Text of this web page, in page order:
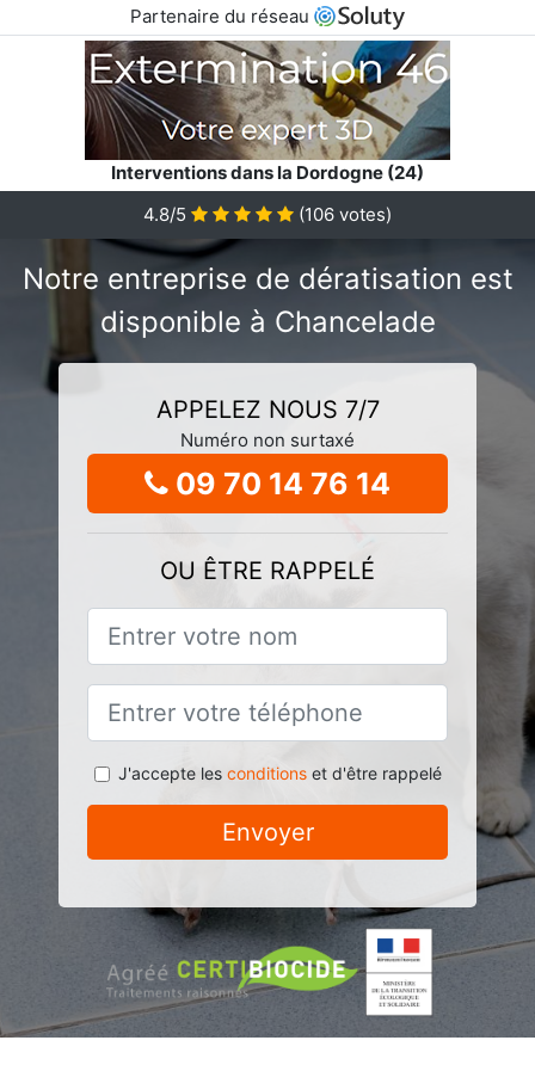
Partenaire du réseau
Interventions dans la Dordogne (24)
4.8/5
(106 votes)
Notre entreprise de dératisation est
disponible à Chancelade
APPELEZ NOUS 7/7
Numéro non surtaxé
09 70 14 76 14
OU ÊTRE RAPPELÉ
J'accepte les conditionset d'être rappelé
Envoyer